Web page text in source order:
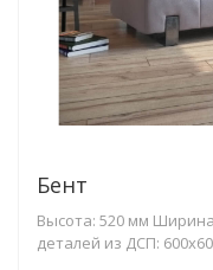
Бент
Высота: 520 мм
деталей из ДСП: